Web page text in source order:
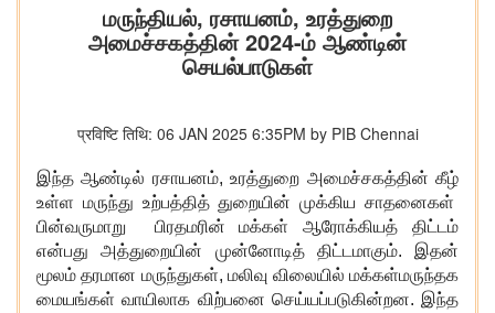
மருந்தியல், ரசாயனம், உரத்துறை
அமைச்சகத்தின் 2024-ம் ஆண்டின்
செயல்பாடுகள்
प्रविष्टि तिथि: 06 JAN 2025 6:35PM by PIB Chennai
இந்த ஆண்டில் ரசாயனம், உரத்துறை அமைச்சகத்தின் கீழ்
உள்ள மருந்து உற்பத்தித் துறையின் முக்கிய சாதனைகள்
பின்வருமாறு பிரதமரின் மக்கள் ஆரோக்கியத் திட்டம்
என்பது அத்துறையின் முன்னோடித் திட்டமாகும். இதன்
மூலம் தரமான மருந்துகள், மலிவு விலையில் மக்கள்மருந்தக
மையங்கள் வாயிலாக விற்பனை செய்யப்படுகின்றன. இந்த